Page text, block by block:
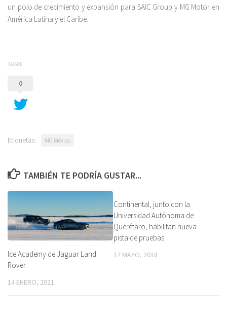
un polo de crecimiento y expansión para SAIC Group y MG Motor en
América Latina y el Caribe.
SHARE
0
Etiquetas: MG México
TAMBIÉN TE PODRÍA GUSTAR...
Ice Academy de Jaguar Land
Rover
14 ENERO, 2021
Continental, junto con la
Universidad Autónoma de
Querétaro, habilitan nueva
pista de pruebas
17 MAYO, 2018